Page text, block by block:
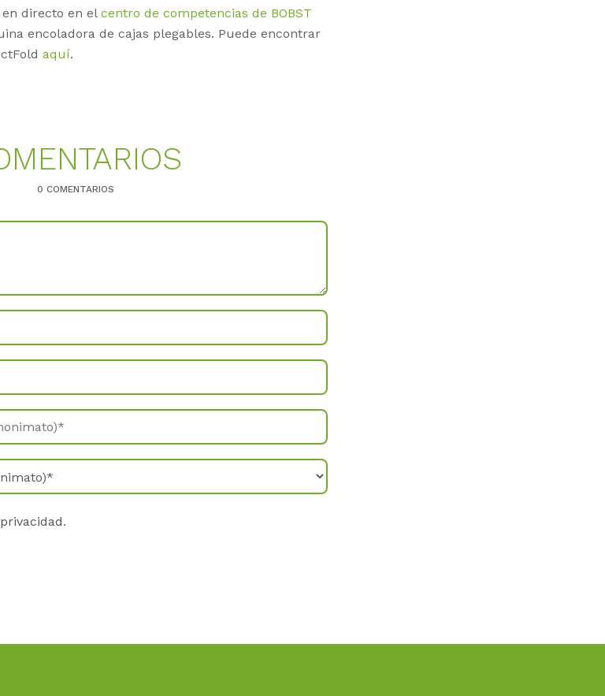
directo en el centro de competencias de BOBST
encoladora de cajas plegables. Puede encontrar
aquí.
0 COMENTARIOS
.